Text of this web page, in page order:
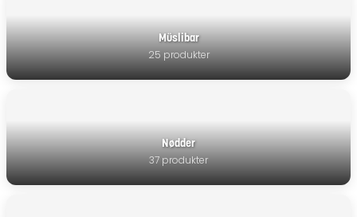
Müslibar
25 produkter
Nødder
37 produkter